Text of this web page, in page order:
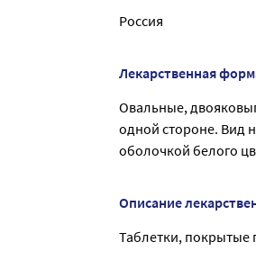
Россия
Лекарственная
Овальные,
одной стороне. Вид
оболочкой белого
Описание
Таблетки, покрытые